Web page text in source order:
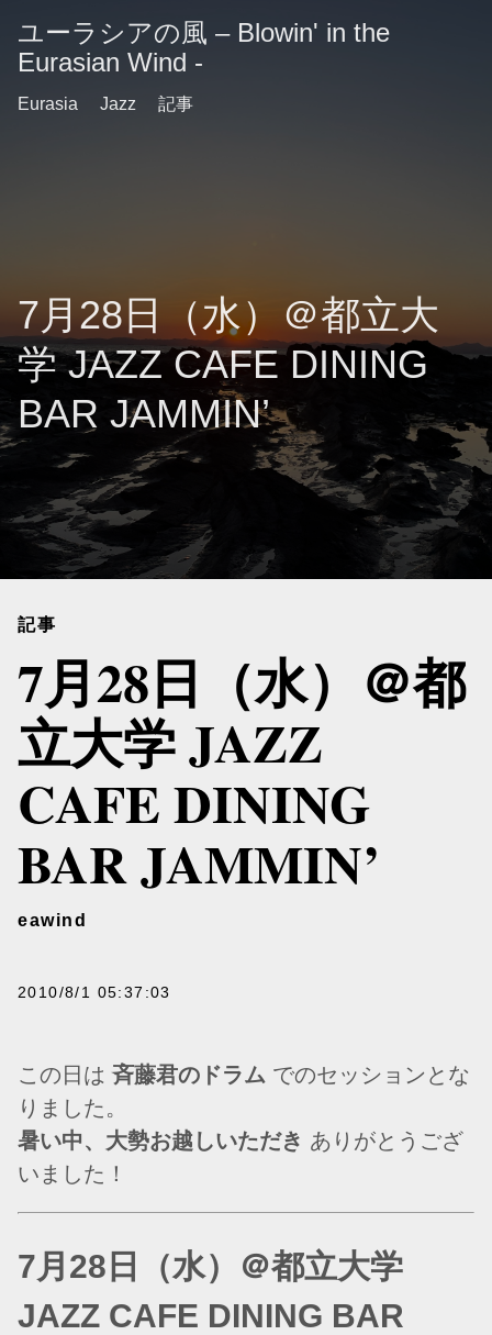
ユーラシアの風 – Blowin' in the
Eurasian Wind -
Eurasia Jazz 記事
7月28日（水）＠都立大
学 JAZZ CAFE DINING
BAR JAMMIN’
記事
7月28日（水）＠都
立大学 JAZZ
CAFE DINING
BAR JAMMIN’
eawind
2010/8/1 05:37:03
この日は 斉藤君のドラム でのセッションとな
りました。
暑い中、大勢お越しいただき ありがとうござ
いました！
7月28日（水）＠都立大学
JAZZ CAFE DINING BAR